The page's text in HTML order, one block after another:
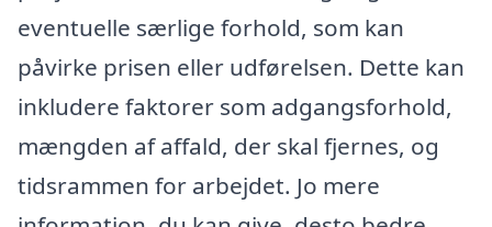
eventuelle særlige forhold, som kan
påvirke prisen eller udførelsen. Dette kan
inkludere faktorer som adgangsforhold,
mængden af affald, der skal fjernes, og
tidsrammen for arbejdet. Jo mere